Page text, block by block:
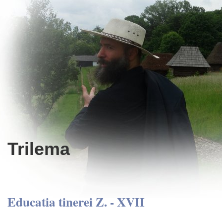
Trilema
Educatia tinerei Z. - XVII